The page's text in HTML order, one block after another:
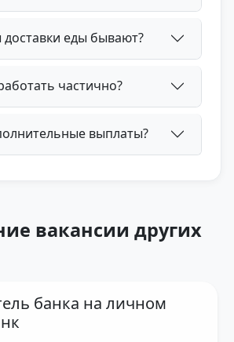
доставки еды бывают?
частично?
выплаты?
вакансии других
банка на личном